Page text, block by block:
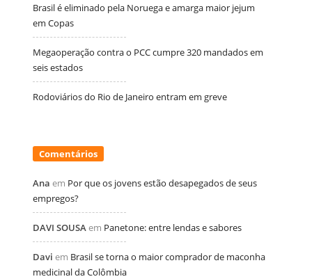
Brasil é eliminado pela Noruega e amarga maior jejum
em Copas
Megaoperação contra o PCC cumpre 320 mandados em
seis estados
Rodoviários do Rio de Janeiro entram em greve
Comentários
Ana em Por que os jovens estão desapegados de seus
empregos?
DAVI SOUSAem Panetone: entre lendas e sabores
Davi em Brasil se torna o maior comprador de maconha
medicinal da Colômbia